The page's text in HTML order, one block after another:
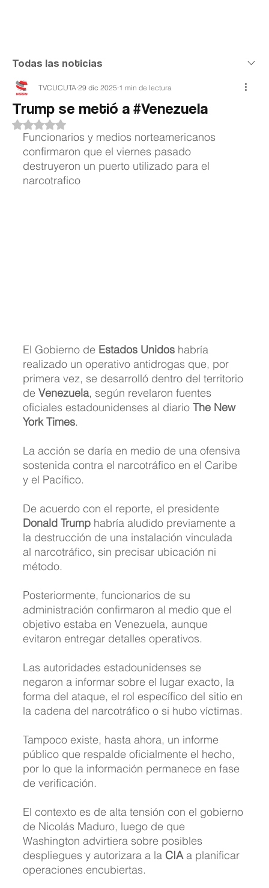
Todas las noticias
Trump se metió a #Venezuela
TVCUCUTA 29 dic 2025 1 min de lectura
Obtuvo NaN de 5 estrellas.
Funcionarios y medios norteamericanos
confirmaron que el viernes pasado
destruyeron un puerto utilizado para el
narcotrafico
El Gobierno de Estados Unidos habría
realizado un operativo antidrogas que, por
primera vez, se desarrolló dentro del territorio
de Venezuela, según revelaron fuentes
oficiales estadounidenses al diario The New
York Times.
La acción se daría en medio de una ofensiva
sostenida contra el narcotráfico en el Caribe
y el Pacífico.
De acuerdo con el reporte, el presidente
Donald Trump habría aludido previamente a
la destrucción de una instalación vinculada
al narcotráfico, sin precisar ubicación ni
método.
Posteriormente, funcionarios de su
administración confirmaron al medio que el
objetivo estaba en Venezuela, aunque
evitaron entregar detalles operativos.
Las autoridades estadounidenses se
negaron a informar sobre el lugar exacto, la
forma del ataque, el rol específico del sitio en
la cadena del narcotráfico o si hubo víctimas.
Tampoco existe, hasta ahora, un informe
público que respalde oficialmente el hecho,
por lo que la información permanece en fase
de verificación.
El contexto es de alta tensión con el gobierno
de Nicolás Maduro, luego de que
Washington advirtiera sobre posibles
despliegues y autorizara a la CIA a planificar
operaciones encubiertas.